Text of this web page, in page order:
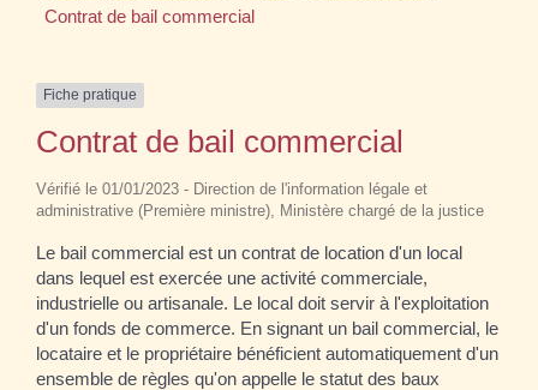
Contrat de bail commercial
Fiche pratique
Contrat de bail commercial
Vérifié le 01/01/2023 - Direction de l'information légale et
administrative (Première ministre), Ministère chargé de la justice
Le bail commercial est un contrat de location d'un local
dans lequel est exercée une activité commerciale,
industrielle ou artisanale. Le local doit servir à l'exploitation
d'un fonds de commerce. En signant un bail commercial, le
locataire et le propriétaire bénéficient automatiquement d'un
ensemble de règles qu'on appelle le statut des baux